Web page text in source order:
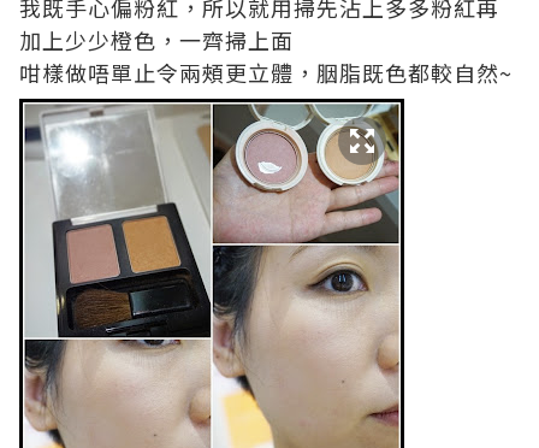
我既手心偏粉紅，所以就用掃先沾上多多粉紅再
加上少少橙色，一齊掃上面
咁樣做唔單止令兩頰更立體，胭脂既色都較自然~